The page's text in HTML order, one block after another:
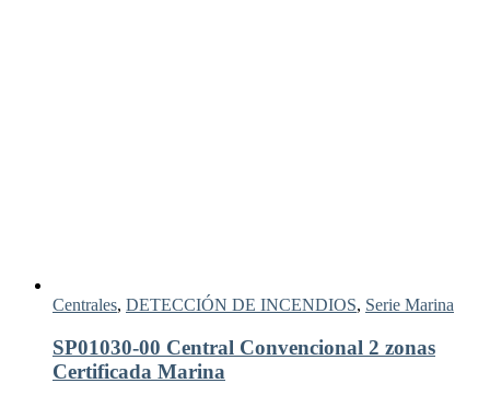
Centrales, DETECCIÓN DE INCENDIOS, Serie Marina
SP01030-00 Central Convencional 2 zonas
Certificada Marina